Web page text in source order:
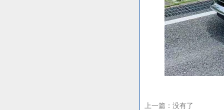
上一篇：没有了